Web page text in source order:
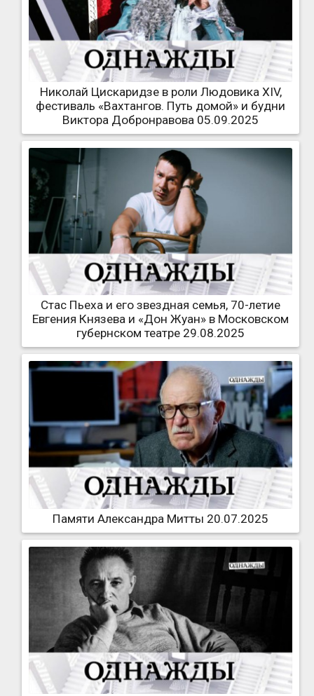
Николай Цискаридзе в роли Людовика XIV,
фестиваль «Вахтангов. Путь домой» и будни
Виктора Добронравова 05.09.2025
Стас Пьеха и его звездная семья, 70-летие
Евгения Князева и «Дон Жуан» в Московском
губернском театре 29.08.2025
Памяти Александра Митты 20.07.2025